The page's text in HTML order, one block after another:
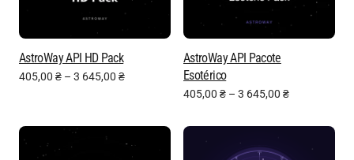
AstroWay API HD Pack
405,00 ₴ – 3 645,00 ₴
AstroWay API Pacote
Esotérico
405,00 ₴ – 3 645,00 ₴